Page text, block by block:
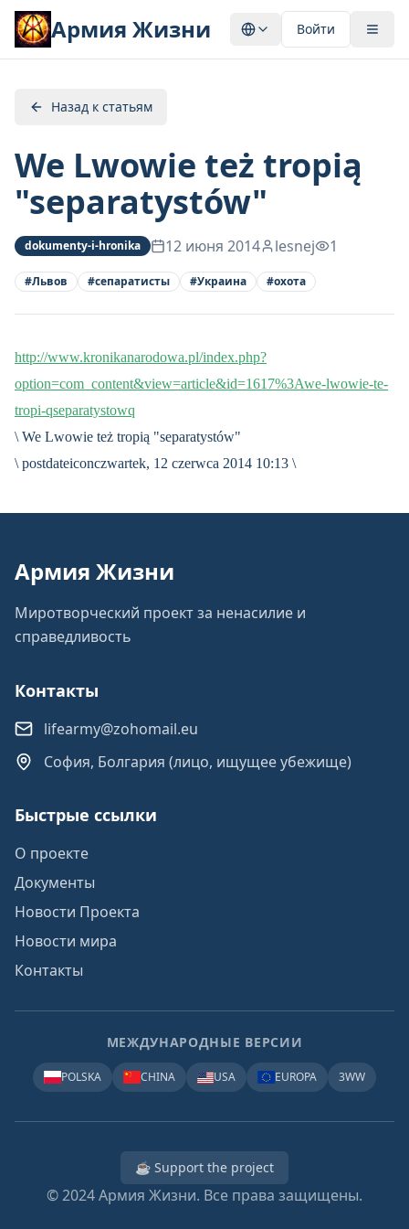
Армия Жизни Войти
Назад к статьям
We Lwowie też tropią
"separatystów"
dokumenty-i-hronika 12 июня 2014 lesnej 1
#Львов #сепаратисты #Украина #охота
http://www.kronikanarodowa.pl/index.php?
option=com_content&view=article&id=1617%3Awe-lwowie-te-
tropi-qseparatystowq
\ We Lwowie też tropią "separatystów"
\ postdateiconczwartek, 12 czerwca 2014 10:13 \
Армия Жизни
Миротворческий проект за ненасилие и
справедливость
Контакты
lifearmy@zohomail.eu
София, Болгария (лицо, ищущее убежище)
Быстрые ссылки
О проекте
Документы
Новости Проекта
Новости мира
Контакты
МЕЖДУНАРОДНЫЕ ВЕРСИИ
POLSKA CHINA USA EUROPA 3WW
☕ Support the project
© 2024Армия Жизни. Все права защищены.